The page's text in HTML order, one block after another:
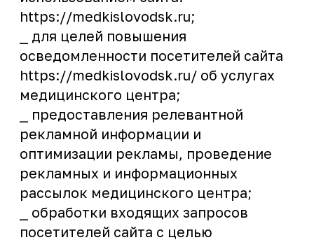
мной и медицинским центром;
⎯ в связи с проводимыми
медицинском центре.
Согласие дается на обработку
следующих персональных данных:
⎯ анкетные данные (фамилия, имя,
отчество, дата рождения и др.);
⎯ документ, удостоверяющий
⎯ адрес регистрации, адрес места
жительства;
⎯ номер контактного телефона;
⎯ адрес электронной почты e-mail;
⎯ источник захода на сайт
https://medkislovodsk.ru/;